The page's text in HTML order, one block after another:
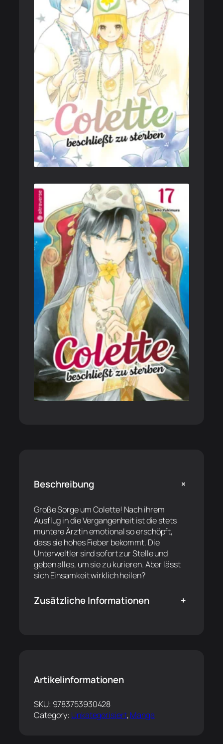
Beschreibung +
Große Sorge um Colette! Nach ihrem
Ausflug in die Vergangenheit ist die stets
muntere Ärztin emotional so erschöpft,
dass sie hohes Fieber bekommt. Die
Unterweltler sind sofort zur Stelle und
geben alles, um sie zu kurieren. Aber lässt
sich Einsamkeit wirklich heilen?
Zusätzliche Informationen +
Artikelinformationen
SKU: 9783753930428
Category: Unkategorisiert, Manga